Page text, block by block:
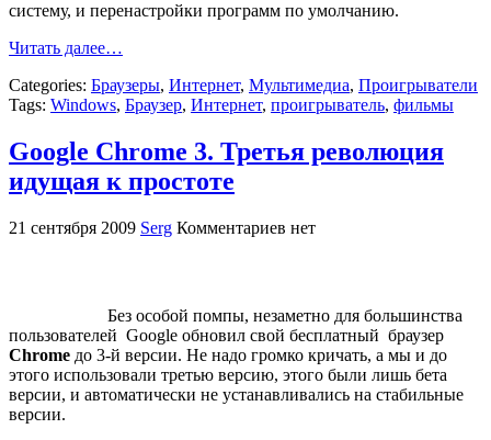
систему, и перенастройки программ по умолчанию.
Читать далее…
Categories: Браузеры, Интернет, Мультимедиа, Проигрыватели
Tags: Windows, Браузер, Интернет, проигрыватель, фильмы
Google Chrome 3. Третья революция
идущая к простоте
21 сентября 2009 Serg Комментариев нет
Без особой помпы, незаметно для большинства
пользователей Google обновил свой бесплатный браузер
Chrome до 3-й версии. Не надо громко кричать, а мы и до
этого использовали третью версию, этого были лишь бета
версии, и автоматически не устанавливались на стабильные
версии.